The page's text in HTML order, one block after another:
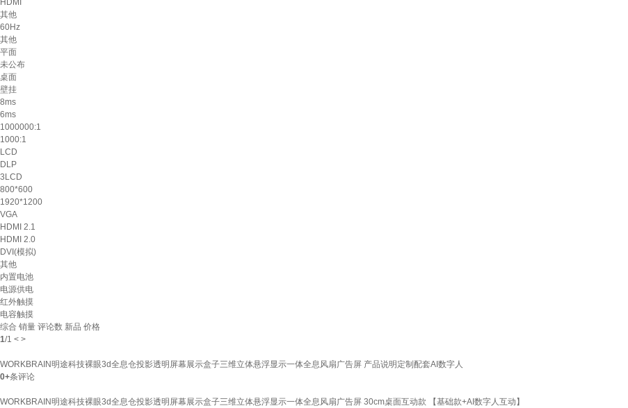
HDMI
其他
60Hz
其他
平面
未公布
桌面
壁挂
8ms
6ms
1000000:1
1000:1
LCD
DLP
3LCD
800*600
1920*1200
VGA
HDMI 2.1
HDMI 2.0
DVI(模拟)
其他
内置电池
电源供电
红外触摸
电容触摸
综合 销量 评论数 新品 价格
1/1 < >
WORKBRAIN明途科技裸眼3d全息仓投影透明屏幕展示盒子三维立体悬浮显示一体全息风扇广告屏 产品说明定制配套AI数字人
0+条评论
WORKBRAIN明途科技裸眼3d全息仓投影透明屏幕展示盒子三维立体悬浮显示一体全息风扇广告屏 30cm桌面互动款 【基础款+AI数字人互动】